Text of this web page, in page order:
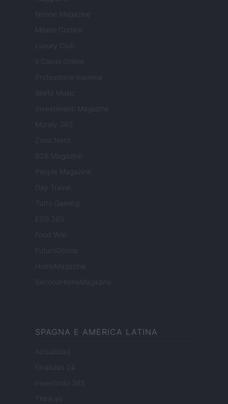
Nonne Magazine
Milano Cortina
Luxury Club
Il Calcio Online
Professione mamma
World Music
Investimenti Magazine
Money 365
Zona Nerd
B2B Magazine
People Magazine
Day Travel
Tutto Gaming
ESG 365
Food Wiki
FuturoDonna
HomeMagazine
SecondHomeMagazine
SPAGNA E AMERICA LATINA
Actualidad
Finanzas 24
Investindo 365
Think.es